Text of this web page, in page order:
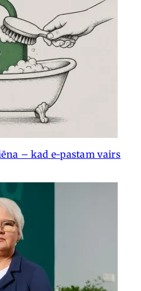
– kad e-pastam vairs